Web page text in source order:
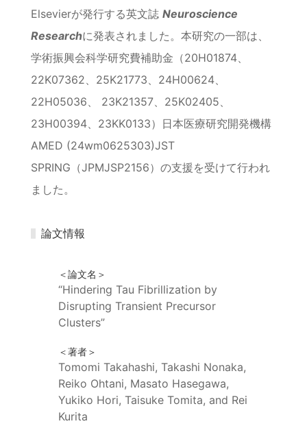
Elsevierが発行する英文誌 Neuroscience
Researchに発表されました。本研究の一部は、
学術振興会科学研究費補助金（20H01874、
22K07362、25K21773、24H00624、
22H05036、 23K21357、25K02405、
23H00394、23KK0133）日本医療研究開発機構
AMED (24wm0625303)JST
SPRING（JPMJSP2156）の支援を受けて行われ
ました。
論文情報
＜論文名＞
“Hindering Tau Fibrillization by
Disrupting Transient Precursor
Clusters”
＜著者＞
Tomomi Takahashi, Takashi Nonaka,
Reiko Ohtani, Masato Hasegawa,
Yukiko Hori, Taisuke Tomita, and Rei
Kurita